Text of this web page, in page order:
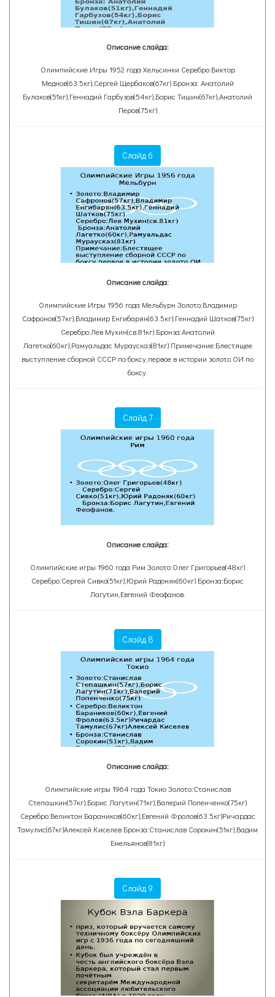
Описание слайда:
Олимпийские Игры 1952 года Хельсинки Серебро:Виктор
Меднов(63.5кг),Сергей Щербаков(67кг) Бронза: Анатолий
Булаков(51кг),Геннадий Гарбузов(54кг),Борис Тишин(67кг),Анатолий
Перов(75кг)
Слайд 6
Описание слайда:
Олимпийские Игры 1956 года Мельбурн Золото:Владимир
Сафронов(57кг),Владимир Енгибарян(63.5кг),Геннадий Шатков(75кг)
Серебро:Лев Мухин(св.81кг) Бронза:Анатолий
Лагетко(60кг),Рамуальдас Мураусказ(81кг) Примечание:Блестящее
выступление сборной СССР по боксу,первое в истории золото ОИ по
боксу.
Слайд 7
Описание слайда:
Олимпийские игры 1960 года Рим Золото:Олег Григорьев(48кг)
Серебро:Сергей Сивко(51кг),Юрий Радоняк(60кг) Бронза:Борис
Лагутин,Евгений Феофанов.
Слайд 8
Описание слайда:
Олимпийские игры 1964 года Токио Золото:Станислав
Степашкин(57кг),Борис Лагутин(71кг),Валерий Попенченко(75кг)
Серебро:Великтон Бараников(60кг),Евгений Фролов(63.5кг)Ричардас
Тамулис(67кг)Алексей Киселев Бронза:Станислав Сорокин(51кг),Вадим
Емельянов(81кг)
Слайд 9